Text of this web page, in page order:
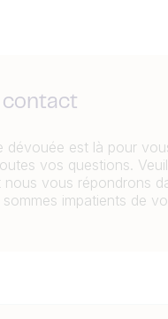
contact
dévouée est là pour
vos questions.
nous vous répondrons
impatients de